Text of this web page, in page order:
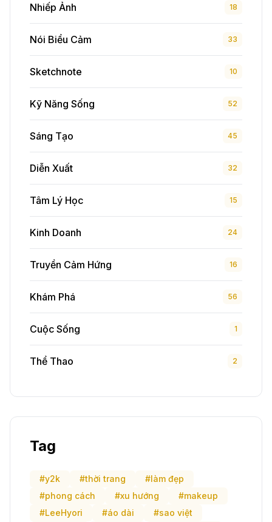
Nhiếp Ảnh 18
Nói Biểu Cảm 33
Sketchnote 10
Kỹ Năng Sống 52
Sáng Tạo 45
Diễn Xuất 32
Tâm Lý Học 15
Kinh Doanh 24
Truyền Cảm Hứng 16
Khám Phá 56
Cuộc Sống 1
Thể Thao 2
Tag
#y2k #thời trang
#làm đẹp
#phong cách
#xu hướng
#makeup
#LeeHyori
#áo dài
#sao việt